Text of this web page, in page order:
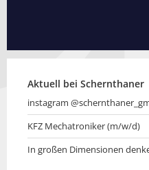
Aktuell bei Schernthaner
instagram
KFZ Mechatroniker (m/w/d)
In großen Dimensionen